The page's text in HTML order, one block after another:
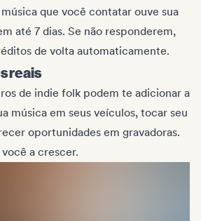
que você contatar ouve sua
até 7 dias. Se não responderem,
de volta automaticamente.
reais
de indie folk podem te adicionar a
música em seus veículos, tocar seu
oportunidades em gravadoras.
a crescer.